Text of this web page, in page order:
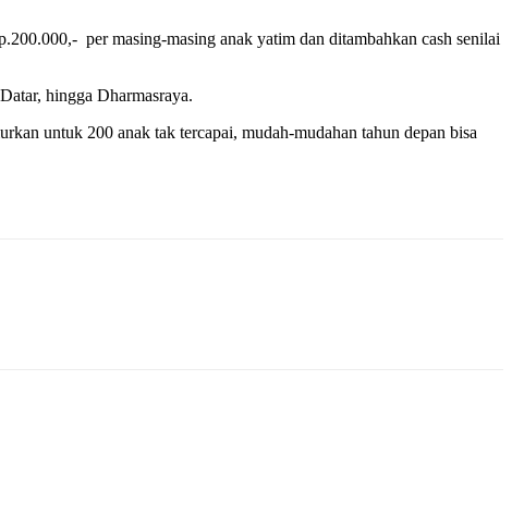
per masing-masing anak yatim dan ditambahkan cash senilai
hingga Dharmasraya.
untuk 200 anak tak tercapai, mudah-mudahan tahun depan bisa